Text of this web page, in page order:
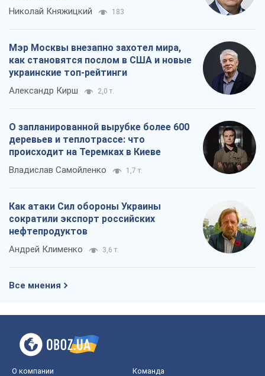
Николай Княжицкий 183
Мэр Москвы внезапно захотел мира,
как становятся послом в США и новые
украинские топ-рейтинги
Александр Кирш 2,0 т.
О запланированной вырубке более 600
деревьев и теплотрассе: что
происходит на Теремках в Киеве
Владислав Самойленко 1,7 т.
Как атаки Сил обороны Украины
сократили экспорт российских
нефтепродуктов
Андрей Клименко 3,6 т.
Все мнения
О компании Команда